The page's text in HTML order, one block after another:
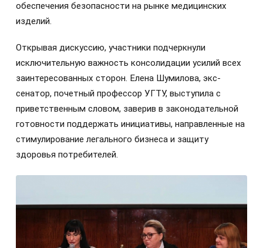
обеспечения безопасности на рынке медицинских
изделий.
Открывая дискуссию, участники подчеркнули
исключительную важность консолидации усилий всех
заинтересованных сторон. Елена Шумилова, экс-
сенатор, почетный профессор УГТУ, выступила с
приветственным словом, заверив в законодательной
готовности поддержать инициативы, направленные на
стимулирование легального бизнеса и защиту
здоровья потребителей.